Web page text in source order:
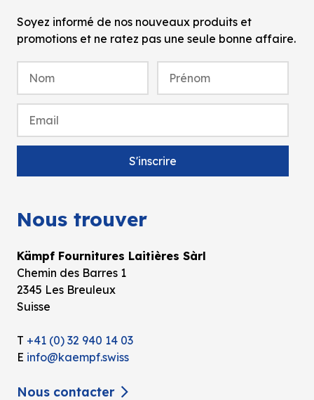
Soyez informé de nos nouveaux produits et
promotions et ne ratez pas une seule bonne affaire.
Nous trouver
Kämpf Fournitures Laitières Sàrl
Chemin des Barres 1
2345 Les Breuleux
Suisse
T +41 (0) 32 940 14 03
E info@kaempf.swiss
Nous contacter